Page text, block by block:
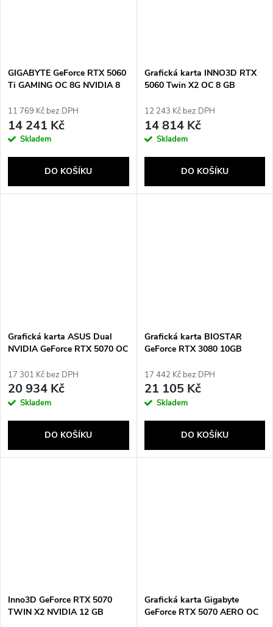
GIGABYTE GeForce RTX 5060
Ti GAMING OC 8G NVIDIA 8
11 769 Kč bez DPH
14 241 Kč
Skladem
DO KOŠÍKU
Grafická karta INNO3D RTX
5060 Twin X2 OC 8 GB
12 243 Kč bez DPH
14 814 Kč
Skladem
DO KOŠÍKU
Grafická karta ASUS Dual
NVIDIA GeForce RTX 5070 OC
17 301 Kč bez DPH
20 934 Kč
Skladem
DO KOŠÍKU
Grafická karta BIOSTAR
GeForce RTX 3080 10GB
17 442 Kč bez DPH
21 105 Kč
Skladem
DO KOŠÍKU
Inno3D GeForce RTX 5070
TWIN X2 NVIDIA 12 GB
Grafická karta Gigabyte
GeForce RTX 5070 AERO OC